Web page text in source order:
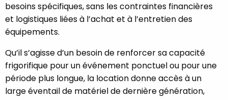
besoins spécifiques, sans les contraintes financières
et logistiques liées à l’achat et à l’entretien des
équipements.
Qu’il s’agisse d’un besoin de renforcer sa capacité
frigorifique pour un événement ponctuel ou pour une
période plus longue, la location donne accès à un
large éventail de matériel de dernière génération,